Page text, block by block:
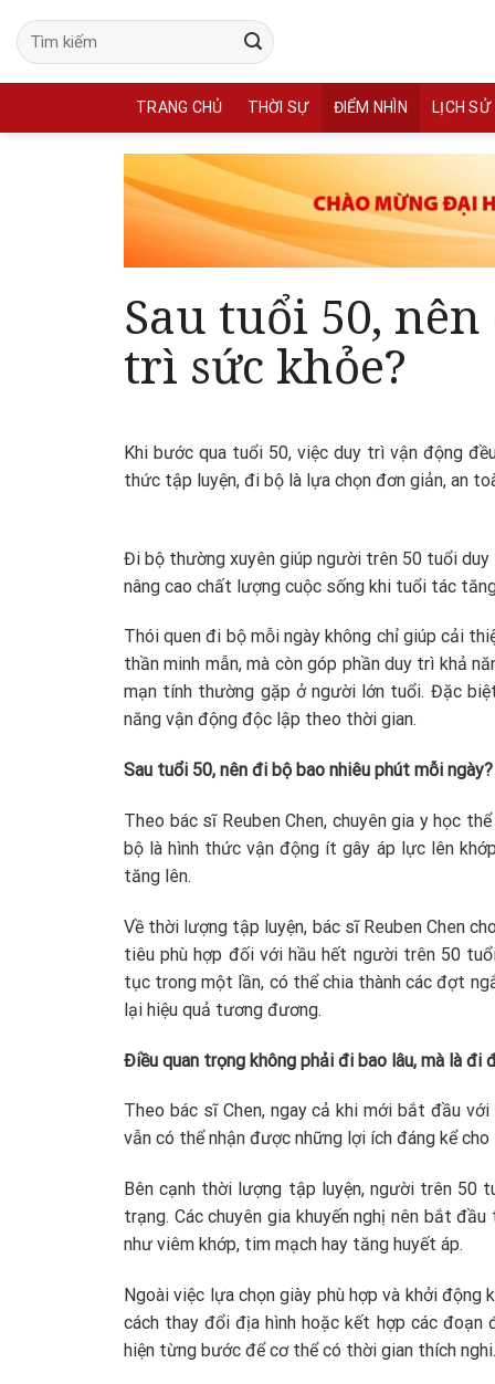
content
TRANG CHỦ THỜI SỰ ĐIỂM NHÌN LỊCH SỬ
Sau tuổi 50,
trì sức khỏe?
Khi bước qua tuổi 50, việc duy trì vận động
thức tập luyện, đi bộ là lựa chọn đơn giản, an
Đi bộ thường xuyên giúp người trên 50 tuổi
nâng cao chất lượng cuộc sống khi tuổi tác
Thói quen đi bộ mỗi ngày không chỉ giúp cải
thần minh mẫn, mà còn góp phần duy trì khả
mạn tính thường gặp ở người lớn tuổi. Đặc
năng vận động độc lập theo thời gian.
Sau tuổi 50, nên đi bộ bao nhiêu phút mỗi ngày?
Theo bác sĩ Reuben Chen, chuyên gia y học
bộ là hình thức vận động ít gây áp lực lên
tăng lên.
Về thời lượng tập luyện, bác sĩ Reuben Chen
tiêu phù hợp đối với hầu hết người trên 50
tục trong một lần, có thể chia thành các đợt
lại hiệu quả tương đương.
Điều quan trọng không phải đi bao lâu, mà là đi
Theo bác sĩ Chen, ngay cả khi mới bắt đầu
vẫn có thể nhận được những lợi ích đáng kể
Bên cạnh thời lượng tập luyện, người trên 50
trạng. Các chuyên gia khuyến nghị nên bắt
như viêm khớp, tim mạch hay tăng huyết áp.
Ngoài việc lựa chọn giày phù hợp và khởi
cách thay đổi địa hình hoặc kết hợp các đoạn
hiện từng bước để cơ thể có thời gian thích nghi.